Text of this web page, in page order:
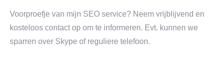
Voorproefje van mijn SEO service? Neem vrijblijvend en
kosteloos contact op om te informeren. Evt. kunnen we
sparren over Skype of reguliere telefoon.